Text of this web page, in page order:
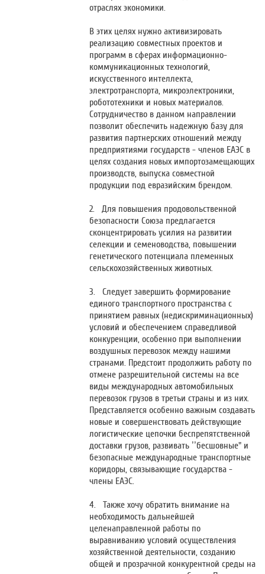
отраслях экономики.
В этих целях нужно активизировать
реализацию совместных проектов и
программ в сферах информационно-
коммуникационных технологий,
искусственного интеллекта,
электротранспорта, микроэлектроники,
робототехники и новых материалов.
Сотрудничество в данном направлении
позволит обеспечить надежную базу для
развития партнерских отношений между
предприятиями государств - членов ЕАЭС в
целях создания новых импортозамещающих
производств, выпуска совместной
продукции под евразийским брендом.
2. Для повышения продовольственной
безопасности Союза предлагается
сконцентрировать усилия на развитии
селекции и семеноводства, повышении
генетического потенциала племенных
сельскохозяйственных животных.
3. Следует завершить формирование
единого транспортного пространства с
принятием равных (недискриминационных)
условий и обеспечением справедливой
конкуренции, особенно при выполнении
воздушных перевозок между нашими
странами. Предстоит продолжить работу по
отмене разрешительной системы на все
виды международных автомобильных
перевозок грузов в третьи страны и из них.
Представляется особенно важным создавать
новые и совершенствовать действующие
логистические цепочки беспрепятственной
доставки грузов, развивать ’’бесшовные" и
безопасные международные транспортные
коридоры, связывающие государства -
члены ЕАЭС.
4. Также хочу обратить внимание на
необходимость дальнейшей
целенаправленной работы по
выравниванию условий осуществления
хозяйственной деятельности, созданию
общей и прозрачной конкурентной среды на